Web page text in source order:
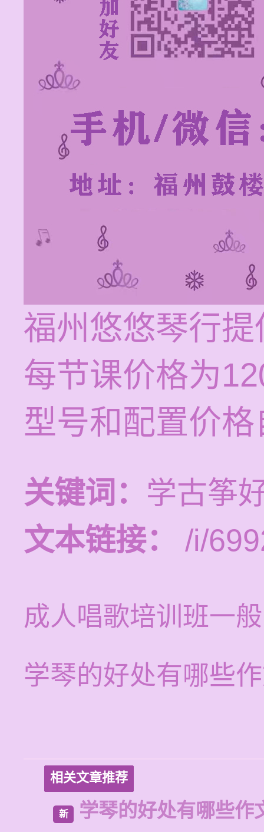
福州悠悠琴行
每节课价格为
型号和配置价
关键词： 学古筝
文本链接：
/i/
成人唱歌培训班一
学琴的好处有哪些
相关文章推荐
新 学琴的好处有哪些作